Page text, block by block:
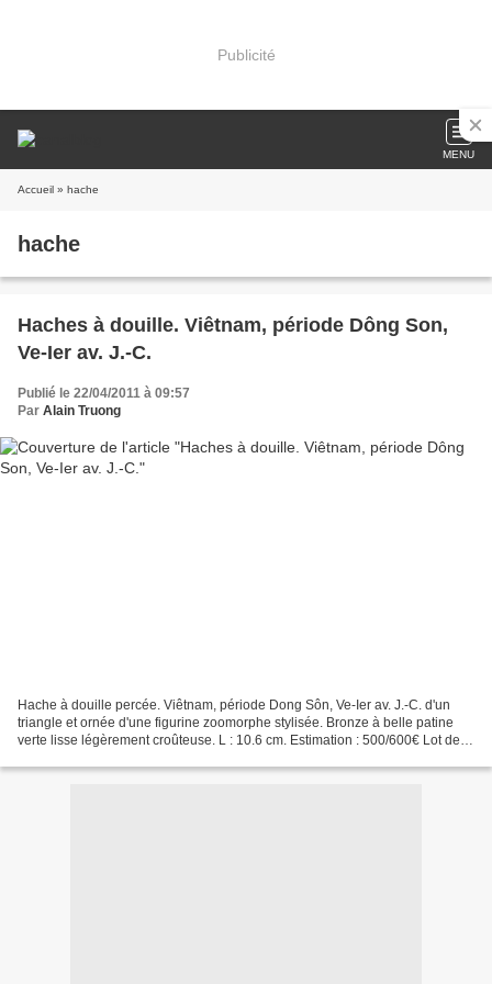
Publicité
MENU
Accueil » hache
hache
Haches à douille. Viêtnam, période Dông Son,
Ve-Ier av. J.-C.
Publié le 22/04/2011 à 09:57
Par Alain Truong
Hache à douille percée. Viêtnam, période Dong Sôn, Ve-Ier av. J.-C. d'un
triangle et ornée d'une figurine zoomorphe stylisée. Bronze à belle patine
verte lisse légèrement croûteuse. L : 10.6 cm. Estimation : 500/600€ Lot de